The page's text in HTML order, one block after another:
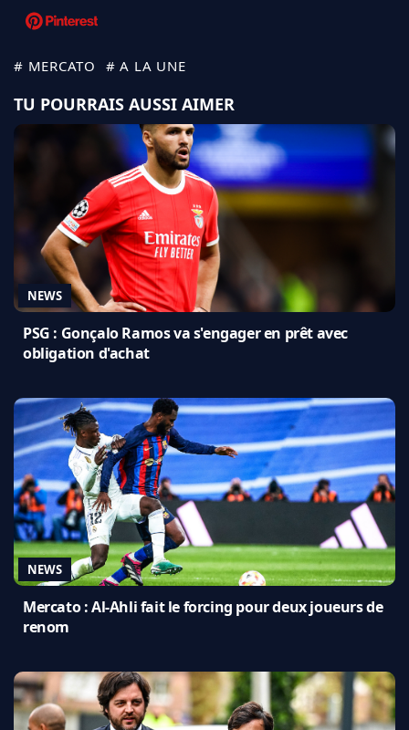
# MERCATO # A LA UNE
TU POURRAIS AUSSI AIMER
NEWS
PSG : Gonçalo Ramos va s'engager en prêt avec
obligation d'achat
NEWS
Mercato : Al-Ahli fait le forcing pour deux joueurs de
renom